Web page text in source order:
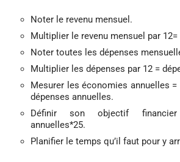
Noter le revenu mensuel.
Multiplier le revenu mensuel par 12=
Noter toutes les dépenses
Multiplier les dépenses par 12 =
Mesurer les économies annuelles
dépenses annuelles.
Définir son objectif
annuelles*25.
Planifier le temps qu’il faut pour y